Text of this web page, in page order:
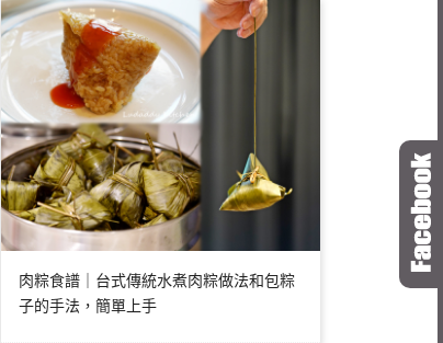
肉粽食譜｜台式傳統水煮肉粽做法和包粽
子的手法，簡單上手